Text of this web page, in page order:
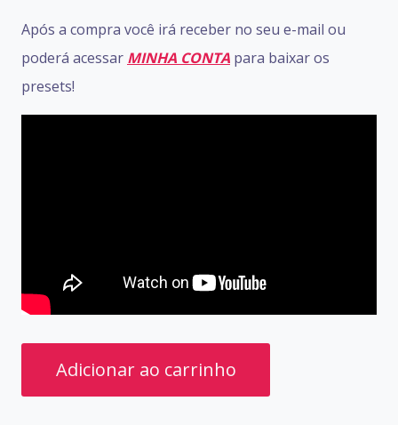
Após a compra você irá receber no seu e-mail ou
poderá acessar MINHA CONTA para baixaros
presets!
Adicionar ao carrinho